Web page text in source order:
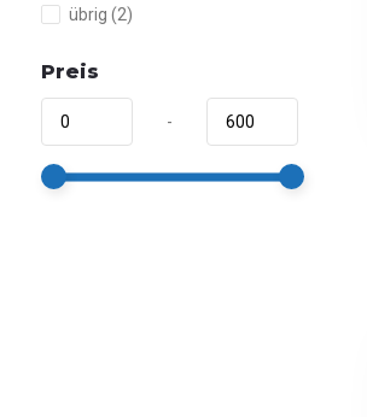
übrig (2)
Preis
-